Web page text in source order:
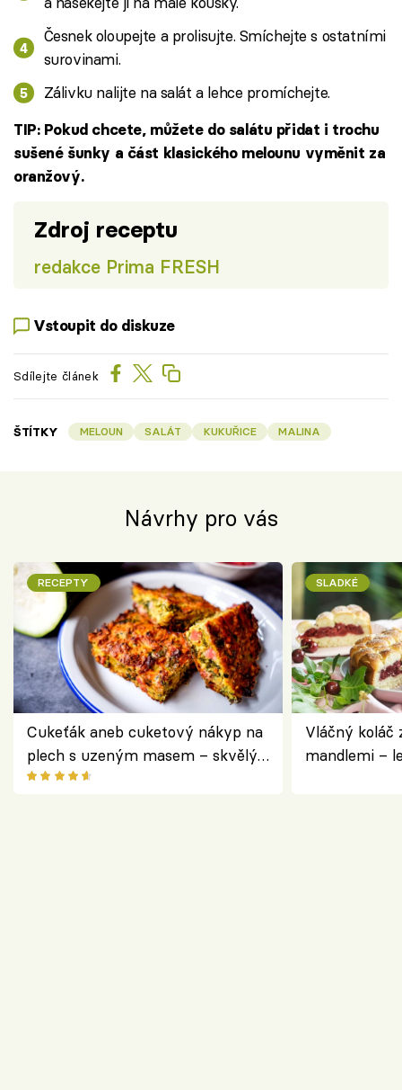
Česnek oloupejte a prolisujte. Smíchejte s ostatními
surovinami.
Zálivku nalijte na salát a lehce promíchejte.
TIP: Pokud chcete, můžete do salátu přidat i trochu
sušené šunky a část klasického melounu vyměnit za
oranžový.
Zdroj receptu
redakce Prima FRESH
Vstoupit do diskuze
Sdílejte článek
ŠTÍTKY MELOUN SALÁT KUKUŘICE MALINA
Návrhy pro vás
RECEPTY
Cukeťák aneb cuketový nákyp na
plech s uzeným masem – skvělý
způsob, jak zpracovat přerostlé
SLADKÉ
Vláčný koláč
mandlemi –